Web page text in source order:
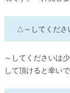
△～してくだ
～してくださいは
して頂けると幸い